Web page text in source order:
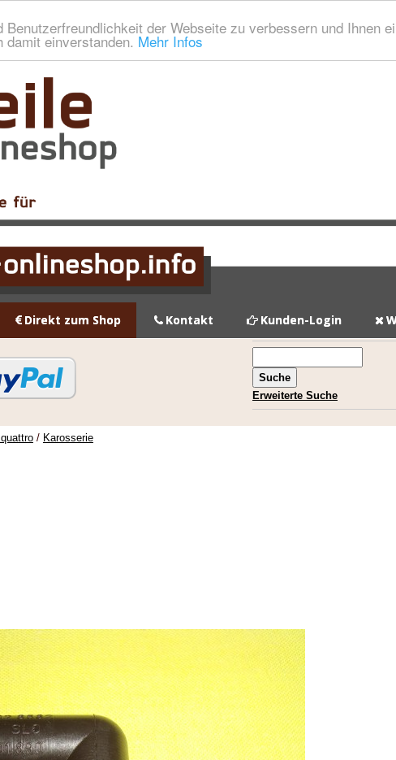
der Webseite zu verbessern und Ihnen
einverstanden. Mehr Infos
Direkt zum Shop Kontakt Kunden-Login
Erweiterte Suche
/ Karosserie